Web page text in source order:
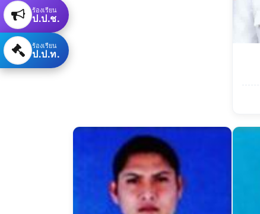
ร้องเรียน
ป.ป.ช.
ร้องเรียน
ป.ป.ท.